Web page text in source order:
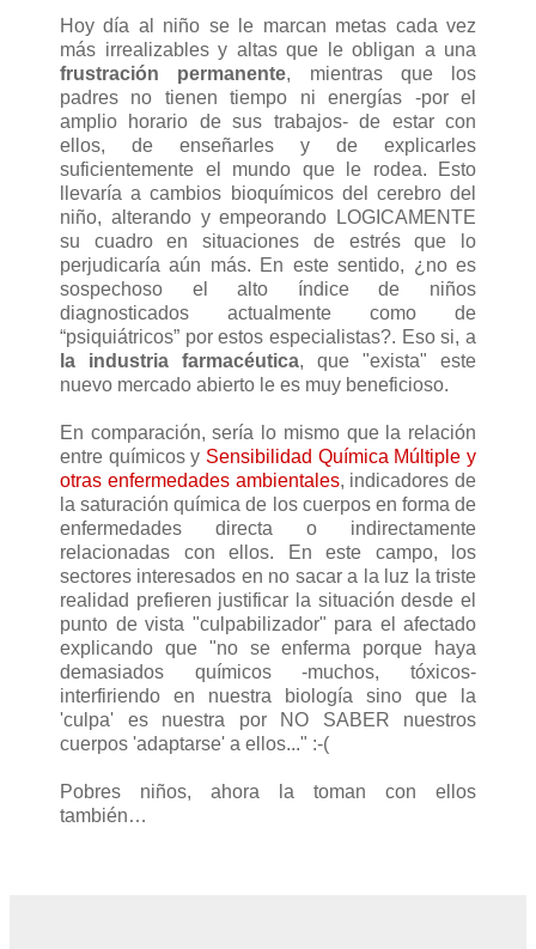
Hoy día al niño se le marcan metas cada vez
más irrealizables y altas que le obligan a una
frustración permanente, mientras que los
padres no tienen tiempo ni energías -por el
amplio horario de sus trabajos- de estar con
ellos, de enseñarles y de explicarles
suficientemente el mundo que le rodea. Esto
llevaría a cambios bioquímicos del cerebro del
niño, alterando y empeorando LOGICAMENTE
su cuadro en situaciones de estrés que lo
perjudicaría aún más. En este sentido, ¿no es
sospechoso el alto índice de niños
diagnosticados actualmente como de
“psiquiátricos” por estos especialistas?. Eso si, a
la industria farmacéutica, que "exista" este
nuevo mercado abierto le es muy beneficioso.
En comparación, sería lo mismo que la relación
entre químicos y Sensibilidad Química Múltiple y
otras enfermedades ambientales, indicadores de
la saturación química de los cuerpos en forma de
enfermedades directa o indirectamente
relacionadas con ellos. En este campo, los
sectores interesados en no sacar a la luz la triste
realidad prefieren justificar la situación desde el
punto de vista "culpabilizador" para el afectado
explicando que "no se enferma porque haya
demasiados químicos -muchos, tóxicos-
interfiriendo en nuestra biología sino que la
'culpa' es nuestra por NO SABER nuestros
cuerpos 'adaptarse' a ellos..." :-(
Pobres niños, ahora la toman con ellos
también…